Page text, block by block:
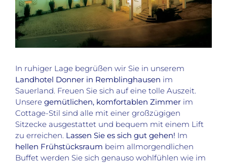
In ruhiger Lage begrüßen wir Sie in unserem
Landhotel Donner in Remblinghausen im
Sauerland. Freuen Sie sich auf eine tolle Auszeit.
Unsere gemütlichen, komfortablen Zimmerim
Cottage-Stil sind alle mit einer großzügigen
Sitzecke ausgestattet und bequem mit einem Lift
zu erreichen. Lassen Sie es sich gut gehen! Im
hellen Frühstücksraum beim allmorgendlichen
Buffet werden Sie sich genauso wohlfühlen wie im